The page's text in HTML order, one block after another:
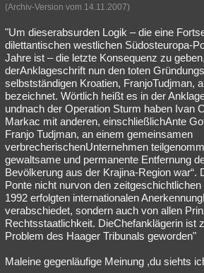
(Archiv-Version vom 14.11.2007)
"Um dieserabsurden Logik – die eine
dilettantischen westlichen Südosteuropa-
Jahre ist – die letzte Konsequenz zu
derAnklageschrift nun den toten
selbstständigen Kroatien, FranjoTudjman,
bezeichnet. Wörtlich heißt es in der
undnach der Operation Sturm haben Ivan
Markac mit anderen, einschließlichAnte
Franjo Tudjman, an einem gemeinsamen
verbrecherischenUnternehmen
gewaltsame und permanente Entfernung
Bevölkerung aus der Krajina-Region war“.
Ponte nicht nurvon den
1992 erfolgten internationalen
verabschiedet, sondern auch von allen
Rechtsstaatlichkeit. DieChefanklägerin ist
Problem des Haager Tribunals geworden"
Maleine gegenläufige Meinung ,du siehts